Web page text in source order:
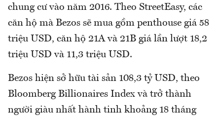
chung cư vào năm 2016. Theo StreetEasy, các
căn hộ mà Bezos sẽ mua gồm penthouse giá 58
triệu USD, căn hộ 21A và 21B giá lần lượt 18,2
triệu USD và 11,3 triệu USD.
Bezos hiện sở hữu tài sản 108,3 tỷ USD, theo
Bloomberg Billionaires Index và trở thành
người giàu nhất hành tinh khoảng 18 tháng